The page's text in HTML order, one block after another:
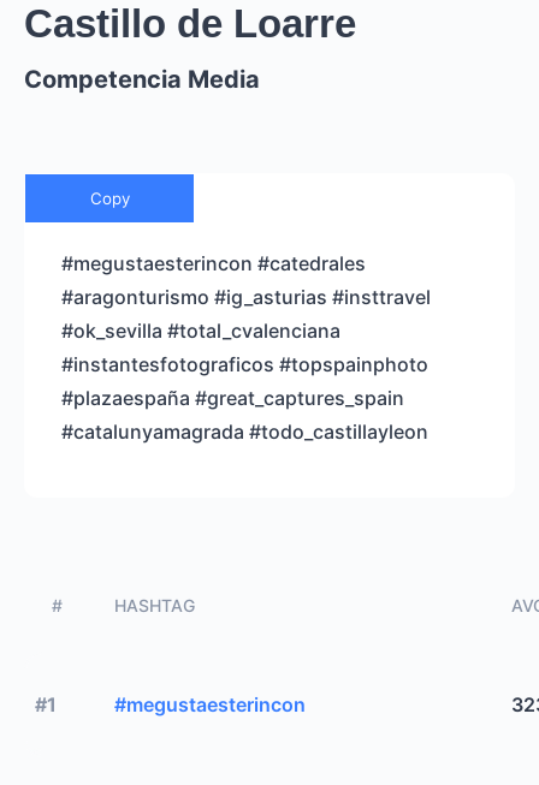
Castillo de Loarre
Competencia Media
Copy
#megustaesterincon #catedrales
#aragonturismo #ig_asturias #insttravel
#ok_sevilla #total_cvalenciana
#instantesfotograficos #topspainphoto
#plazaespaña #great_captures_spain
#catalunyamagrada #todo_castillayleon
# HASHTAG
#1 #megustaesterincon